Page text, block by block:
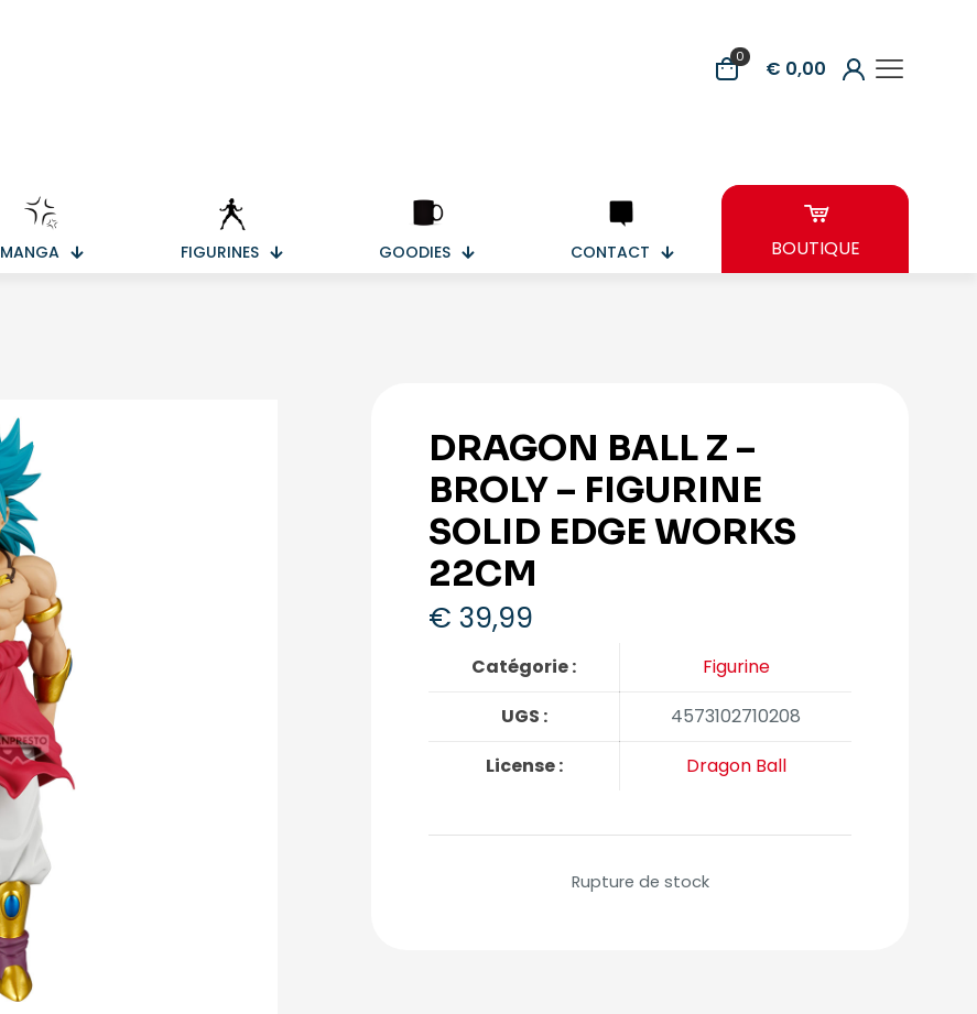
0 € 0,00
MANGA FIGURINES GOODIES CONTACT BOUTIQUE
DRAGON BALL Z –
BROLY – FIGURINE
SOLID EDGE WORKS
22CM
€ 39,99
Catégorie :
Figurine
UGS :
4573102710208
License :
Dragon Ball
Rupture de stock